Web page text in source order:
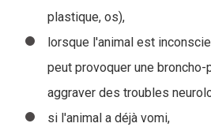
plastique, os),
lorsque l'animal est
peut provoquer une broncho-
aggraver des troubles
si l'animal a déjà vomi,